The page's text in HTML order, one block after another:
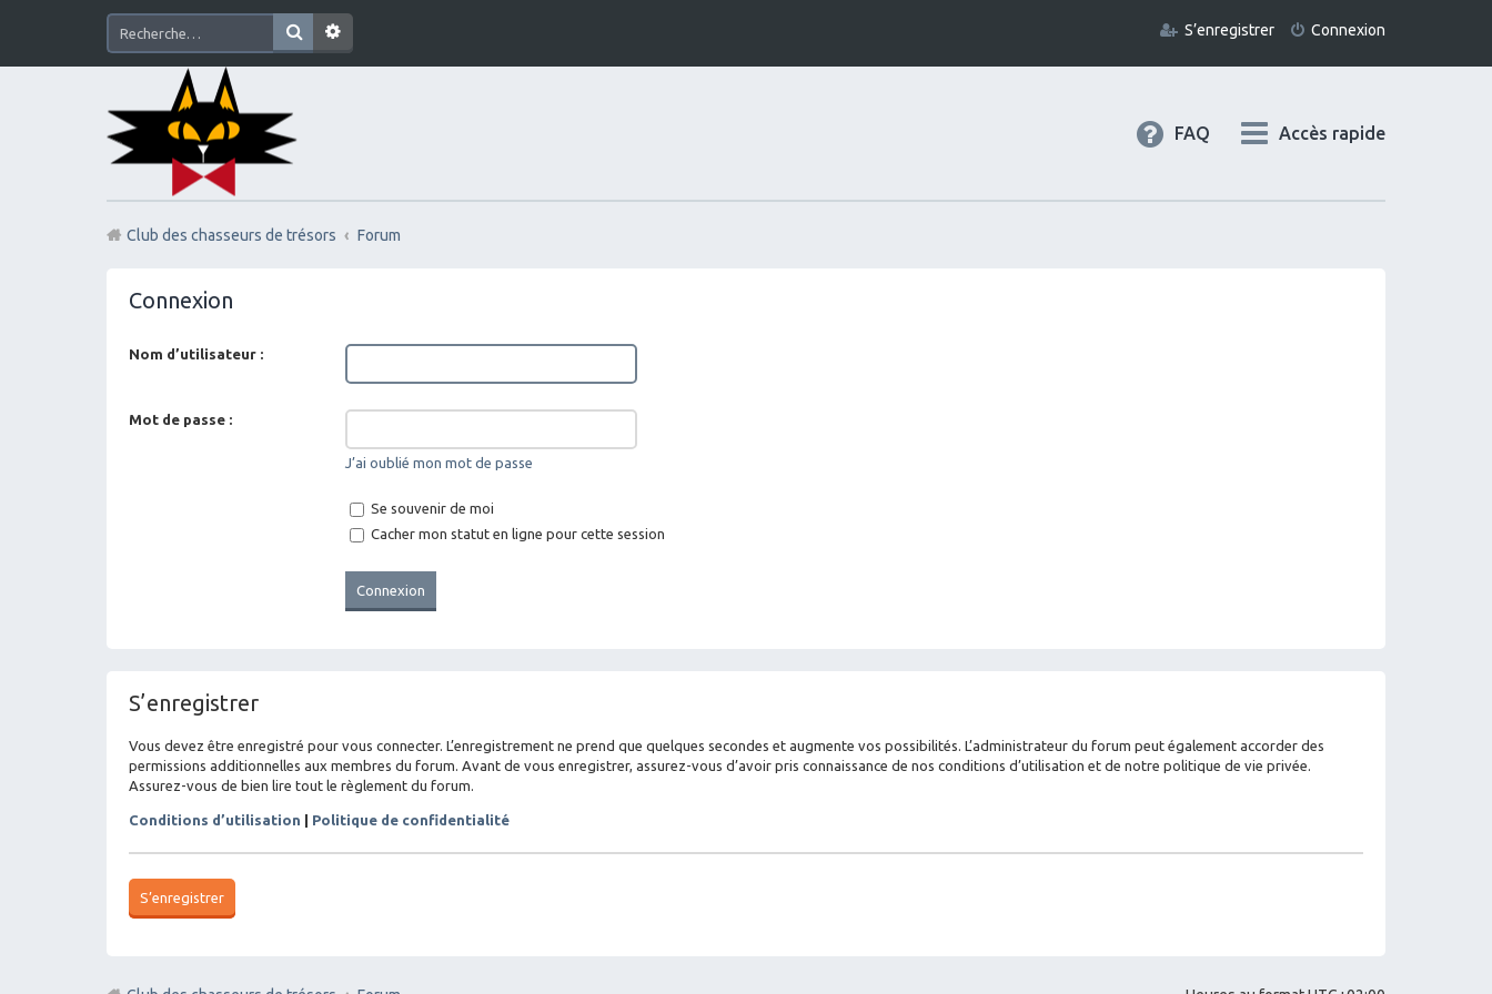
Connexion
S’enregistrer
Accès rapide
FAQ
Club des chasseurs de trésors Forum
Connexion
Nom d’utilisateur :
Mot de passe :
J’ai oublié mon mot de passe
Se souvenir de moi
Cacher mon statut en ligne pour cette session
S’enregistrer
Vous devez être enregistré pour vous connecter. L’enregistrement ne prend que quelques secondes et augmente vos possibilités. L’administrateur du forum peut également accorder des
permissions additionnelles aux membres du forum. Avant de vous enregistrer, assurez-vous d’avoir pris connaissance de nos conditions d’utilisation et de notre politique de vie privée.
Assurez-vous de bien lire tout le règlement du forum.
Conditions d’utilisation Politique de confidentialité
S’enregistrer